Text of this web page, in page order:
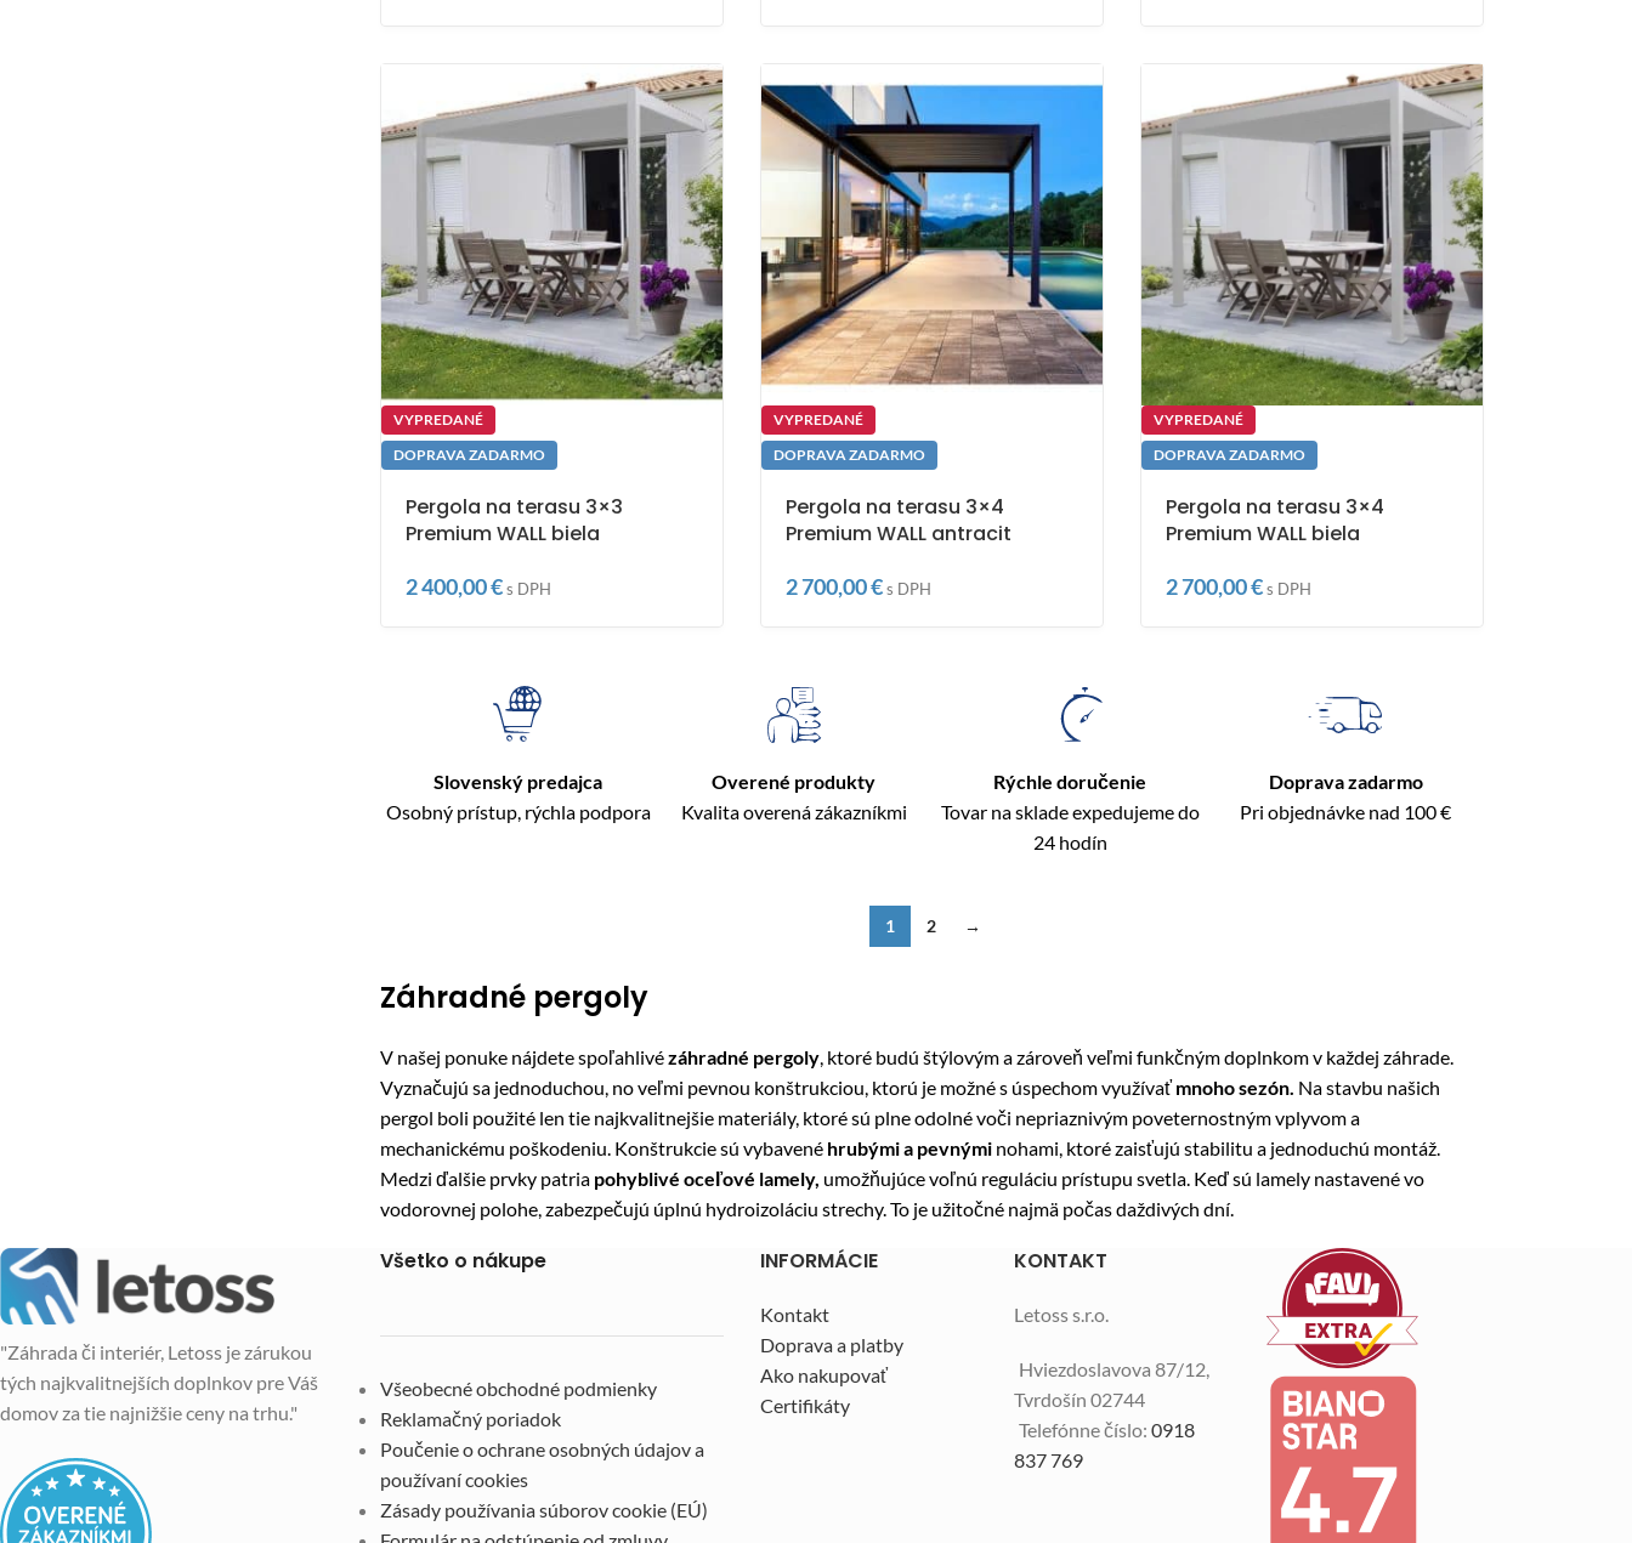
VYPREDANÉ
DOPRAVA ZADARMO
Pergola na terasu 3×3
Premium WALL biela
2 400,00€s DPH
VYPREDANÉ
DOPRAVA ZADARMO
Pergola na terasu 3×4
Premium WALL antracit
2 700,00€s DPH
VYPREDANÉ
DOPRAVA ZADARMO
Pergola na terasu 3×4
Premium WALL biela
2 700,00€s DPH
Slovenský predajca
Osobný prístup, rýchla podpora
Overené produkty
Kvalita overená zákazníkmi
Rýchle doručenie
Tovar na sklade expedujeme do
24 hodín
Doprava zadarmo
Pri objednávke nad 100 €
1 2 →
Záhradné pergoly
V našej ponuke nájdete spoľahlivézáhradné pergoly, ktoré budú štýlovým a zároveň veľmi funkčným doplnkom v každej záhrade.
Vyznačujú sa jednoduchou, no veľmi pevnou konštrukciou, ktorú je možné s úspechom využívaťmnoho sezón. Na stavbu našich
pergol boli použité len tie najkvalitnejšie materiály, ktoré sú plne odolné voči nepriaznivým poveternostným vplyvom a
mechanickému poškodeniu. Konštrukcie sú vybavené hrubými a pevnýminohami, ktoré zaisťujú stabilitu a jednoduchú montáž.
Medzi ďalšie prvky patria pohyblivé oceľové lamely, umožňujúce voľnú reguláciu prístupu svetla. Keď sú lamely nastavené vo
vodorovnej polohe, zabezpečujú úplnú hydroizoláciu strechy. To je užitočné najmä počas daždivých dní.
"Záhrada či interiér, Letoss je zárukou
tých najkvalitnejších doplnkov pre Váš
domov za tie najnižšie ceny na trhu."
Všetko o nákupe
Všeobecné obchodné podmienky
Reklamačný poriadok
Poučenie o ochrane osobných údajov a
používaní cookies
Zásady používania súborov cookie (EÚ)
INFORMÁCIE
Kontakt
Doprava a platby
Ako nakupovať
Certifikáty
KONTAKT
Letoss s.r.o.
Hviezdoslavova 87/12,
Tvrdošín 02744
Telefónne číslo: 0918
837 769